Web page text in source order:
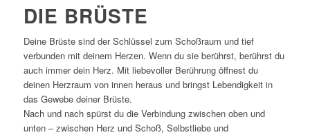
DIE BRÜSTE
Deine Brüste sind der Schlüssel zum Schoßraum und tief
verbunden mit deinem Herzen. Wenn du sie berührst, berührst du
auch immer dein Herz. Mit liebevoller Berührung öffnest du
deinen Herzraum von innen heraus und bringst Lebendigkeit in
das Gewebe deiner Brüste.
Nach und nach spürst du die Verbindung zwischen oben und
unten – zwischen Herz und Schoß, Selbstliebe und